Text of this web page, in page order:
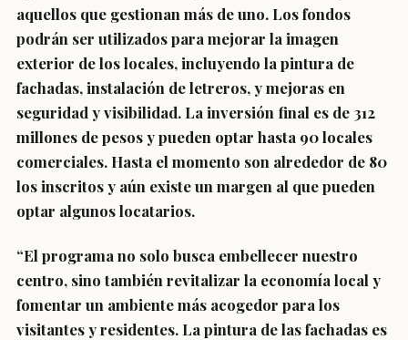
aquellos que gestionan más de uno. Los fondos
podrán ser utilizados para mejorar la imagen
exterior de los locales, incluyendo la pintura de
fachadas, instalación de letreros, y mejoras en
seguridad y visibilidad. La inversión final es de 312
millones de pesos y pueden optar hasta 90 locales
comerciales. Hasta el momento son alrededor de 80
los inscritos y aún existe un margen al que pueden
optar algunos locatarios.
“El programa no solo busca embellecer nuestro
centro, sino también revitalizar la economía local y
fomentar un ambiente más acogedor para los
visitantes y residentes. La pintura de las fachadas es